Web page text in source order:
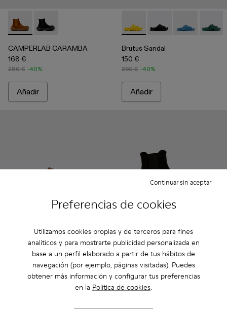
Preferencias de cookies
Utilizamos cookies propias y de terceros para fines
analíticos y para mostrarte publicidad personalizada en
base a un perfil elaborado a partir de tus hábitos de
navegación (por ejemplo, páginas visitadas). Puedes
obtener más información y configurar tus preferencias
en la Política de cookies.
Continuar sin aceptar
CAMPERLAB CARAMBA - A700023-002 - Botines
CAMPERLAB CARAMBA - A700023-001 - Botines
CAMPERLAB CARAMBA
168 €
280 € -40%
Añadir
Brutus Sandal - A500001-
Brutus Sandal -
Brutus Brutus
Brutus Sandal
150 €
250 € -40%
Añadir
CAMPERLAB VAMONOS - A500019-012 - Zapatos de
CAMPERLAB VAMONOS - A500019-011
CAMPERLAB VAMONOS - A500019-007
CAMPERLAB VAMONOS - A500019-
CAMPERLAB VAMONOS -
CAMPERLAB
CAMPERLAB VAMONOS
CAMPERLAB CARAMBA -
CAMPERLAB
CAMPERLAB CARAMBA
168 €
-40%
Añadir